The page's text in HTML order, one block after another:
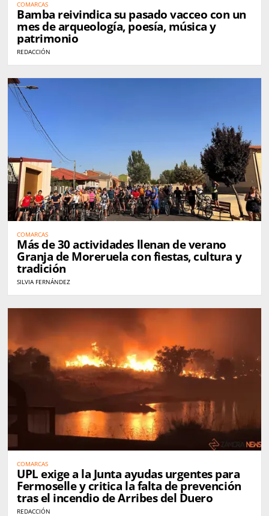
COMARCAS
Bamba reivindica su pasado vacceo con un
mes de arqueología, poesía, música y
patrimonio
REDACCIÓN
COMARCAS
Más de 30 actividades llenan de verano
Granja de Moreruela con fiestas, cultura y
tradición
SILVIA FERNÁNDEZ
COMARCAS
UPL exige a la Junta ayudas urgentes para
Fermoselle y critica la falta de prevención
tras el incendio de Arribes del Duero
REDACCIÓN